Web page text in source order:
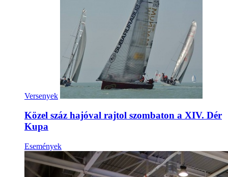
Versenyek
Közel száz hajóval rajtol szombaton a XIV. Dér
Kupa
Események